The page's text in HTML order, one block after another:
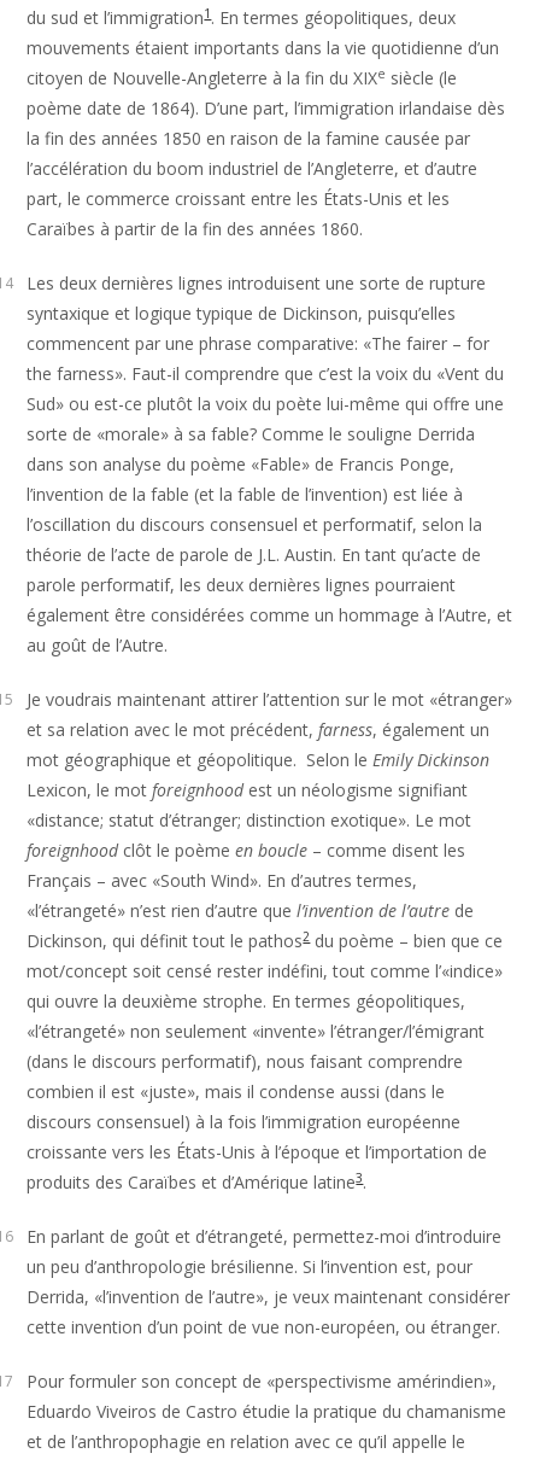
du sud et l’immigration1. En termes géopolitiques, deux
mouvements étaient importants dans la vie quotidienne d’un
citoyen de Nouvelle-Angleterre à la fin du XIXe siècle (le
poème date de 1864). D’une part, l’immigration irlandaise dès
la fin des années 1850 en raison de la famine causée par
l’accélération du boom industriel de l’Angleterre, et d’autre
part, le commerce croissant entre les États-Unis et les
Caraïbes à partir de la fin des années 1860.
Les deux dernières lignes introduisent une sorte de rupture
syntaxique et logique typique de Dickinson, puisqu’elles
commencent par une phrase comparative: «The fairer – for
the farness». Faut-il comprendre que c’est la voix du «Vent du
Sud» ou est-ce plutôt la voix du poète lui-même qui offre une
sorte de «morale» à sa fable? Comme le souligne Derrida
dans son analyse du poème «Fable» de Francis Ponge,
l’invention de la fable (et la fable de l’invention) est liée à
l’oscillation du discours consensuel et performatif, selon la
théorie de l’acte de parole de J.L. Austin. En tant qu’acte de
parole performatif, les deux dernières lignes pourraient
également être considérées comme un hommage à l’Autre, et
au goût de l’Autre.
Je voudrais maintenant attirer l’attention sur le mot «étranger»
et sa relation avec le mot précédent,farness, également un
mot géographique et géopolitique. Selon leEmily Dickinson
Lexicon, le motforeignhoodest un néologisme signifiant
«distance; statut d’étranger; distinction exotique». Le mot
foreignhoodclôt le poèmeen boucle – comme disent les
Français ­– avec «South Wind». En d’autres termes,
«l’étrangeté» n’est rien d’autre quel’invention de l’autre de
Dickinson, qui définit tout le pathos2du poème – bien que ce
mot/concept soit censé rester indéfini, tout comme l’«indice»
qui ouvre la deuxième strophe. En termes géopolitiques,
«l’étrangeté» non seulement «invente» l’étranger/l’émigrant
(dans le discours performatif), nous faisant comprendre
combien il est «juste», mais il condense aussi (dans le
discours consensuel) à la fois l’immigration européenne
croissante vers les États-Unis à l’époque et l’importation de
produits des Caraïbes et d’Amérique latine3.
En parlant de goût et d’étrangeté, permettez-moi d’introduire
un peu d’anthropologie brésilienne. Si l’invention est, pour
Derrida, «l’invention de l’autre», je veux maintenant considérer
cette invention d’un point de vue non-européen, ou étranger.
Pour formuler son concept de «perspectivisme amérindien»,
Eduardo Viveiros de Castro étudie la pratique du chamanisme
et de l’anthropophagie en relation avec ce qu’il appelle le